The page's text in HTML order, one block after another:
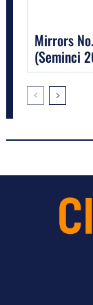
Mirrors
(Seminci